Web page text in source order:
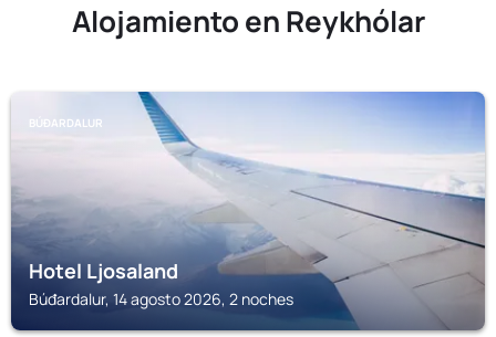
Alojamiento en Reykhólar
BÚĐARDALUR
Hotel Ljosaland
Búđardalur, 14 agosto 2026, 2 noches